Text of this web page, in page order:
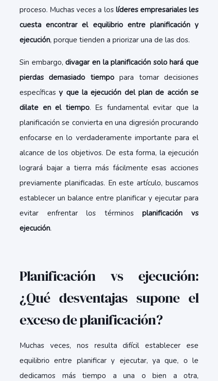
proceso. Muchas veces a los líderes empresariales les
cuesta encontrar el equilibrio entre planificación y
ejecución, porque tienden a priorizar una de las dos.
Sin embargo,divagar en la planificación solo hará que
pierdas demasiado tiempopara tomar decisiones
específicasy que la ejecución del plan de acción se
dilate en el tiempo. Es fundamental evitar que la
planificación se convierta en una digresión procurando
enfocarse en lo verdaderamente importante para el
alcance de los objetivos. De esta forma, la ejecución
logrará bajar a tierra más fácilmente esas acciones
previamente planificadas. En este artículo, buscamos
establecer un balance entre planificar y ejecutar para
evitar enfrentar los términosplanificación vs
ejecución.
Planificación vs ejecución:
¿Qué desventajas supone el
exceso de planificación?
Muchas veces, nos resulta difícil establecer ese
equilibrio entre planificar y ejecutar, ya que, o le
dedicamos más tiempo a una o bien a otra,